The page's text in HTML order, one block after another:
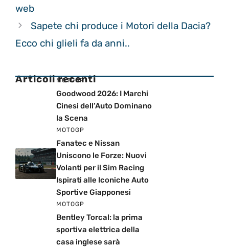
web
Sapete chi produce i Motori della Dacia?
Ecco chi glieli fa da anni..
Articoli recenti
MOTOGP
Goodwood 2026: I Marchi
Cinesi dell’Auto Dominano
la Scena
MOTOGP
Fanatec e Nissan
Uniscono le Forze: Nuovi
Volanti per il Sim Racing
Ispirati alle Iconiche Auto
Sportive Giapponesi
MOTOGP
Bentley Torcal: la prima
sportiva elettrica della
casa inglese sarà